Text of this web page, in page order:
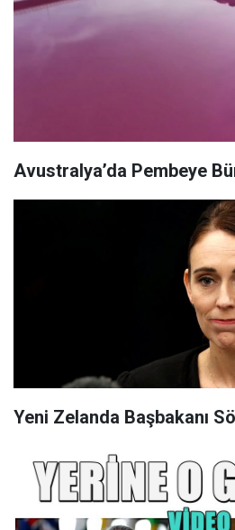
Avustralya’da Pembeye
Yeni Zelanda Başbakanı